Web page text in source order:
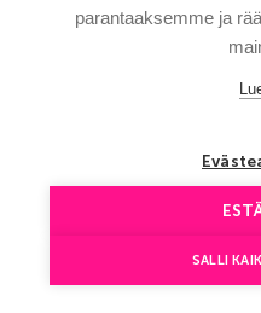
parantaaksemme ja
SALLI
Copyright © Aventours 2026